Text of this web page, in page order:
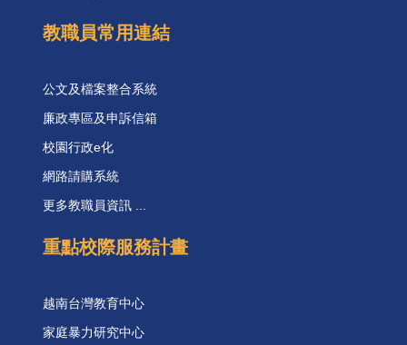
教職員常用連結
公文及檔案整合系統
廉政專區及申訴信箱
校園行政e化
網路請購系統
更多教職員資訊 ...
重點校際服務計畫
越南台灣教育中心
家庭暴力研究中心